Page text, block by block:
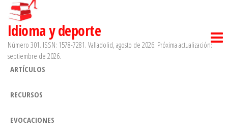
Idioma y deporte
Número 301. ISSN: 1578-7281. Valladolid, agosto de 2026. Próxima actualización:
septiembre de 2026.
ARTÍCULOS
RECURSOS
EVOCACIONES